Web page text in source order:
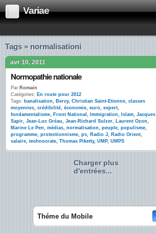
Variae
Tags » normalisationi
avr 10, 2011
Normopathie nationale
Par Romain
Catégories: En route pour 2012
Tags: banalisation, Bercy, Christian Saint-Etienne, classes
moyennes, crédibilité, économie, euro, expert,
fondamentalisme, Front National , Immigration, Islam, Jacques
Sapir, Jean-Luc Gréau, Jean-Richard Sulzer, Laurent Ozon,
Marine Le Pen, médias, normalisation, peuple, populisme,
programme, protectionnisme, ps, Radio J, Radio Orient,
salaire, technocrate, Thomas Piketty, UMP, UMPS
Charger plus
d'entrées...
Théme du Mobile